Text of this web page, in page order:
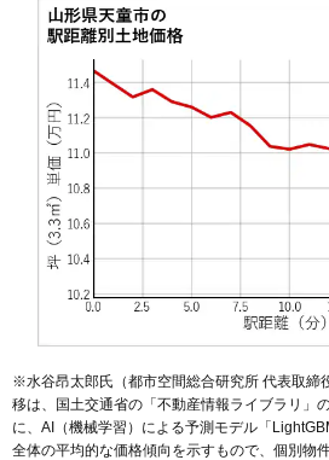
46 下荻野戸
47 万代
蔵増 3.9万円
49 山口 3.6万円
50 高擶 2.7万円
51 大清水 2.6万円
52 川原子 1.6万円
※水谷昂太郎氏（都市空間総合研究所 代表取締
移は、国土交通省の「不動産情報ライブラリ 」
に、AI（機械学習）による予測モデル「
全体の平均的な価格傾向を示すもので、個別物